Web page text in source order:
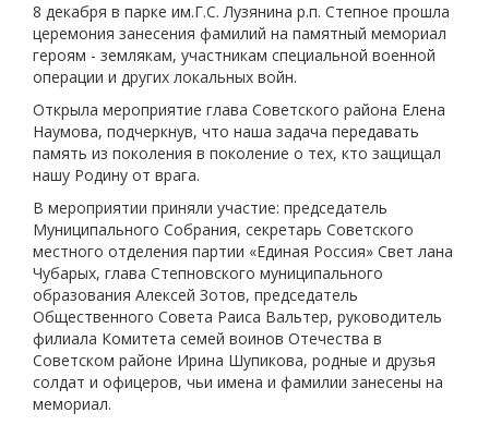
8 декабря в парке им.Г.С. Лузянина р.п. Степное прошла
церемония занесения фамилий на памятный мемориал
героям - землякам, участникам специальной военной
операции и других локальных войн.
Открыла мероприятие глава Советского района Елена
Наумова, подчеркнув, что наша задача передавать
память из поколения в поколение о тех, кто защищал
нашу Родину от врага.
В мероприятии приняли участие: председатель
Муниципального Собрания, секретарь Советского
местного отделения партии «Единая Россия» Свет лана
Чубарых, глава Степновского муниципального
образования Алексей Зотов, председатель
Общественного Совета Раиса Вальтер, руководитель
филиала Комитета семей воинов Отечества в
Советском районе Ирина Шупикова, родные и друзья
солдат и офицеров, чьи имена и фамилии занесены на
мемориал.